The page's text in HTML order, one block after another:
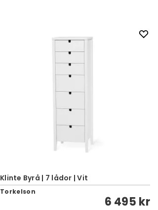
Klinte Byrå | 7 lådor | Vit
Torkelson
6 495 kr